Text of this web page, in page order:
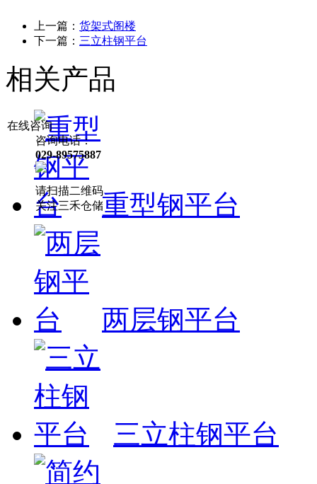
上一篇： 货架式阁楼
下一篇： 三立柱钢平台
相关产品
重型钢平台
两层钢平台
三立柱钢平台
在线咨询
咨询电话：
029-89575887
请扫描二维码
关注三禾仓储